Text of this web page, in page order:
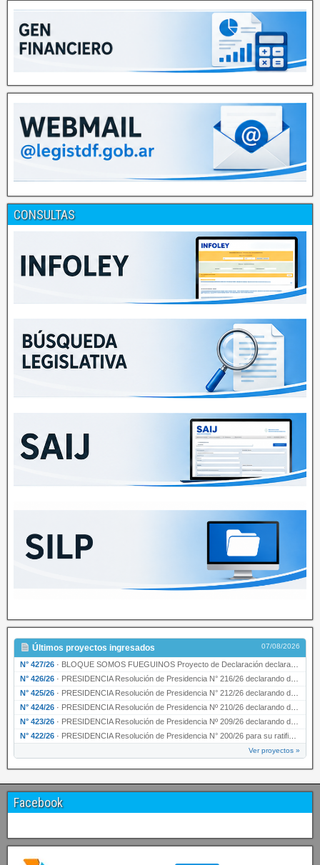
CONSULTAS
Últimos proyectos ingresados 07/08/2026
N° 427/26 · BLOQUE SOMOS FUEGUINOS Proyecto de Declaración declarando de interés provincial PRESIDENCI…
N° 426/26 · PRESIDENCIA Resolución de Presidencia N° 216/26 declarando de interés provincial la labor …
N° 425/26 · PRESIDENCIA Resolución de Presidencia N° 212/26 declarando de interés provincial el “50° A…
N° 424/26 · PRESIDENCIA Resolución de Presidencia Nº 210/26 declarando de interés provincial el proyec…
N° 423/26 · PRESIDENCIA Resolución de Presidencia Nº 209/26 declarando de interés provincial la presen…
N° 422/26 · PRESIDENCIA Resolución de Presidencia N° 200/26 para su ratificación.
Ver proyectos »
Facebook